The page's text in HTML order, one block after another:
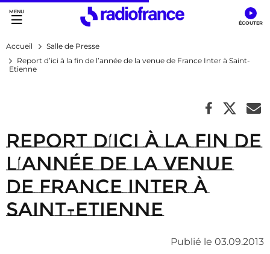
Accès direct :
Menu principal
Contenu
Accueil
Salle de Presse
Report d’ici à la fin de l’année de la venue de France Inter à Saint-
Etienne
Report d’ici à la fin de
l’année de la venue
de France Inter à
Saint-Etienne
Publié le 03.09.2013